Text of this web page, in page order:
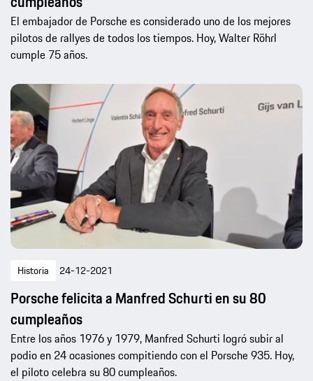
El embajador de Porsche es considerado uno de los mejores
pilotos de rallyes de todos los tiempos. Hoy, Walter Röhrl
cumple 75 años.
Historia 24-12-2021
Porsche felicita a Manfred Schurti en su 80
cumpleaños
Entre los años 1976 y 1979, Manfred Schurti logró subir al
podio en 24 ocasiones compitiendo con el Porsche 935. Hoy,
el piloto celebra su 80 cumpleaños.